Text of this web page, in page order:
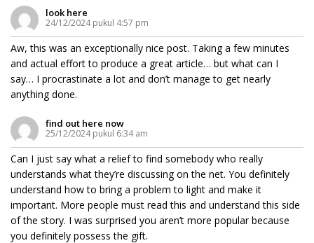
look here
24/12/2024 pukul 4:57 pm
Aw, this was an exceptionally nice post. Taking a few minutes
and actual effort to produce a great article… but what can I
say… I procrastinate a lot and don’t manage to get nearly
anything done.
find out here now
25/12/2024 pukul 6:34 am
Can I just say what a relief to find somebody who really
understands what they’re discussing on the net. You definitely
understand how to bring a problem to light and make it
important. More people must read this and understand this side
of the story. I was surprised you aren’t more popular because
you definitely possess the gift.